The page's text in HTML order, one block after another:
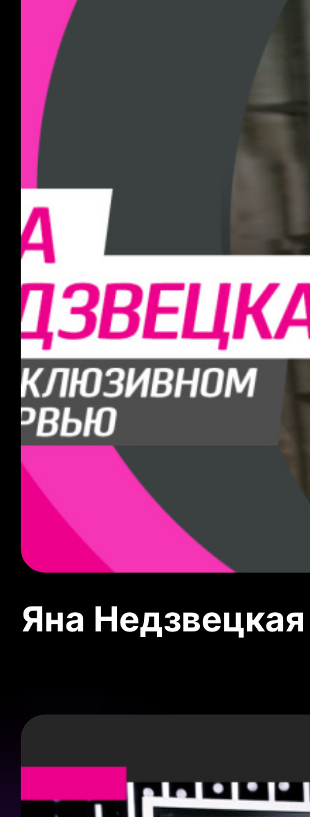
Яна Недзвецкая